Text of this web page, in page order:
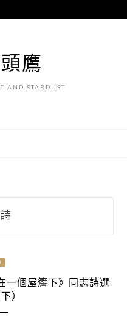
鷹
AND STARDUST
詩
一個屋簷下》同志詩選
）